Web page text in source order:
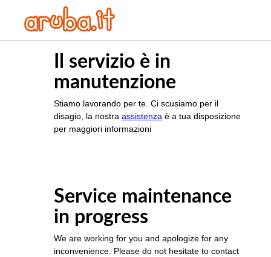
Il servizio è in
manutenzione
Stiamo lavorando per te. Ci scusiamo per il
disagio, la nostra assistenza è a tua disposizione
per maggiori informazioni
Service maintenance
in progress
We are working for you and apologize for any
inconvenience. Please do not hesitate to contact